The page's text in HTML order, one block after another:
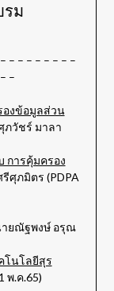
รม
– – – – – – – –
–
องข้อมูลส่วน
ภวัชร์ มาลา
การคุ้มครอง
ศุภมิตร (PDPA
ยณัฐพงษ์ อรุณ
โนโลยีสุร
พ.ค.65)